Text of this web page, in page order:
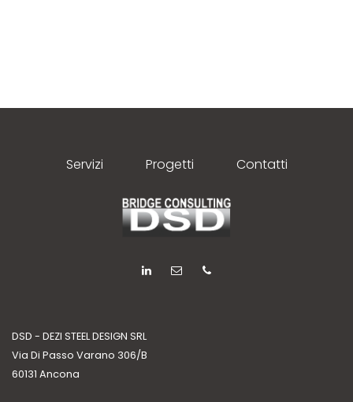
Servizi Progetti Contatti
DSD - DEZI STEEL DESIGN SRL
Via Di Passo Varano 306/B
60131 Ancona